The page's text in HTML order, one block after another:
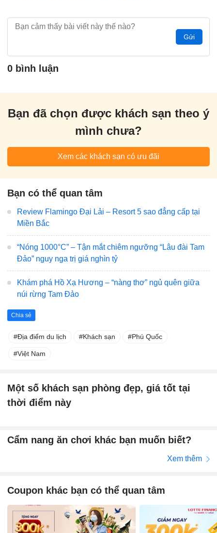
Gửi
0 bình luận
Bạn đã chọn được khách sạn theo ý
mình chưa?
Xem các khách sạn có ưu đãi
Bạn có thể quan tâm
Review Flamingo Đại Lải – Resort 5 sao đẳng cấp tại
Miền Bắc
“Nóng 1000°C” – Tận mắt chiêm ngưỡng “Lâu đài Tam
Đảo” nguy nga trị giá nghìn tỷ
Khám phá Hồ Xạ Hương – “nàng thơ” ngủ quên giữa
núi rừng Tam Đảo
Chia sẻ
Địa điểm du lịch Khách sạn Phú Quốc
Việt Nam
Một số khách sạn phòng đẹp, giá tốt tại
thời điểm này
Cẩm nang ăn chơi khác bạn muốn biết?
Xem thêm
Coupon khác bạn có thể quan tâm